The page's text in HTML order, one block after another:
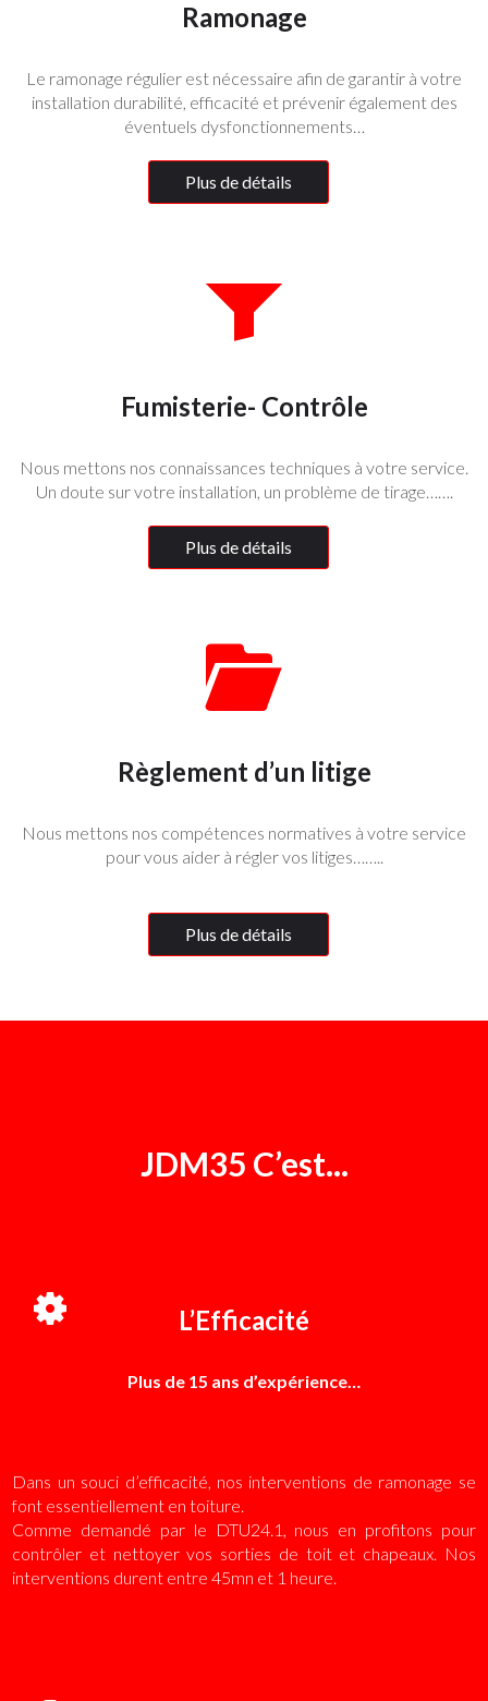
Ramonage
Le ramonage régulier est nécessaire afin de garantir à votre
installation durabilité, efficacité et prévenir également des
éventuels dysfonctionnements…
Plus de détails
Fumisterie- Contrôle
Nous mettons nos connaissances techniques à votre service.
Un doute sur votre installation, un problème de tirage…….
Plus de détails
Règlement d’un litige
Nous mettons nos compétences normatives à votre service
pour vous aider à régler vos litiges……..
Plus de détails
JDM35 C’est...
L’Efficacité
Plus de 15 ans d’expérience…
Dans un souci d’efficacité, nos interventions de ramonage se
font essentiellement en toiture.
Comme demandé par le DTU24.1, nous en profitons pour
contrôler et nettoyer vos sorties de toit et chapeaux. Nos
interventions durent entre 45mn et 1 heure.